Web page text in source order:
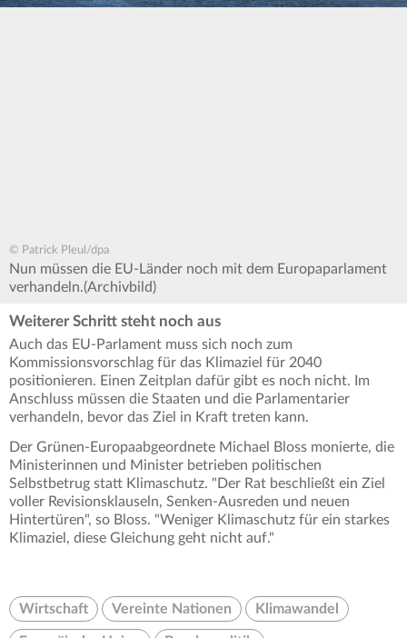
© Patrick Pleul/dpa
Nun müssen die EU-Länder noch mit dem Europaparlament
verhandeln.(Archivbild)
Weiterer Schritt steht noch aus
Auch das EU-Parlament muss sich noch zum
Kommissionsvorschlag für das Klimaziel für 2040
positionieren. Einen Zeitplan dafür gibt es noch nicht. Im
Anschluss müssen die Staaten und die Parlamentarier
verhandeln, bevor das Ziel in Kraft treten kann.
Der Grünen-Europaabgeordnete Michael Bloss monierte, die
Ministerinnen und Minister betrieben politischen
Selbstbetrug statt Klimaschutz. "Der Rat beschließt ein Ziel
voller Revisionsklauseln, Senken-Ausreden und neuen
Hintertüren", so Bloss. "Weniger Klimaschutz für ein starkes
Klimaziel, diese Gleichung geht nicht auf."
Wirtschaft Vereinte Nationen Klimawandel